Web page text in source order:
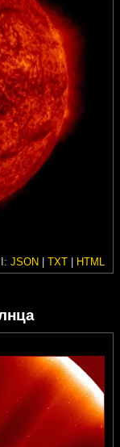
JSON | TXT | HTML